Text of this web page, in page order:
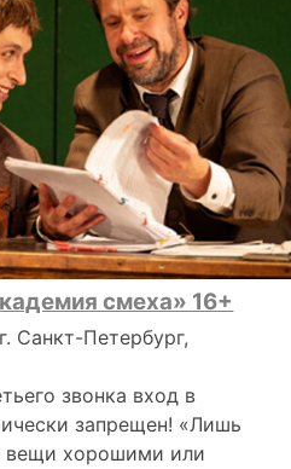
смеха» 16+
Санкт-Петербург,
звонка вход в
запрещен! «Лишь
вещи хорошими или